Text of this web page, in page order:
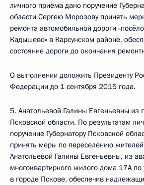
личного приёма дано поручение
области Сергею Морозову принять
ремонта автомобильной дороги
Кадышево» в Карсунском районе,
состояние дороги до окончания
О выполнении доложить Президенту
Федерации до 1 сентября 2015 года.
5. Анатольевой Галины Евгеньевны из
Псковской области. По результатам
поручение Губернатору Псковской
принять меры по переселению
Анатольевой Галины Евгеньевны, из
многоквартирного жилого дома 17А по
в городе Пскове, обеспечив